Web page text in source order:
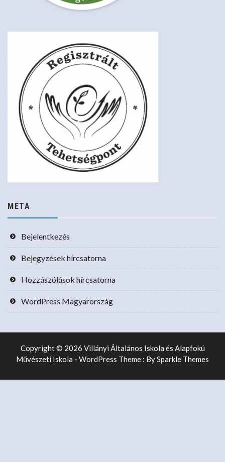
META
Bejelentkezés
Bejegyzések hírcsatorna
Hozzászólások hírcsatorna
WordPress Magyarország
Copyright © 2026 Villányi Általános Iskola és Alapfokú
Művészeti Iskola - WordPress Theme : BySparkle Themes